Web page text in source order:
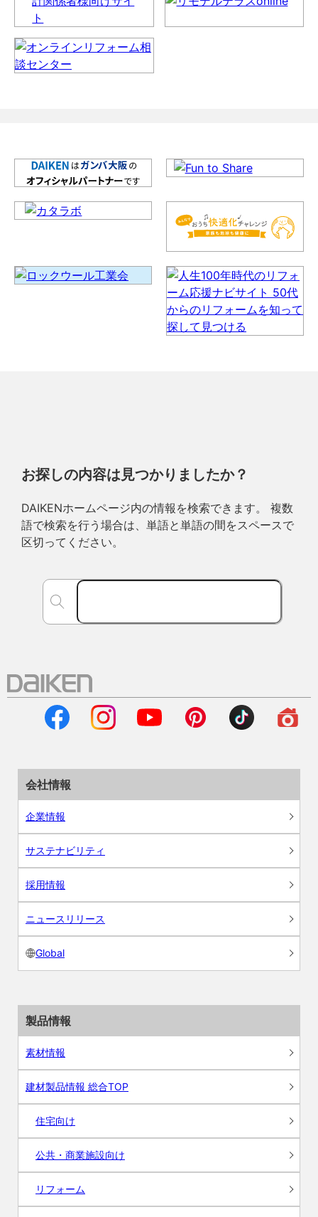
お探しの内容は見つかりましたか？
DAIKENホームページ内の情報を検索できます。 複数
語で検索を行う場合は、単語と単語の間をスペースで
区切ってください。
会社情報
企業情報
サステナビリティ
採用情報
ニュースリリース
Global
製品情報
素材情報
建材製品情報 総合TOP
住宅向け
公共・商業施設向け
リフォーム